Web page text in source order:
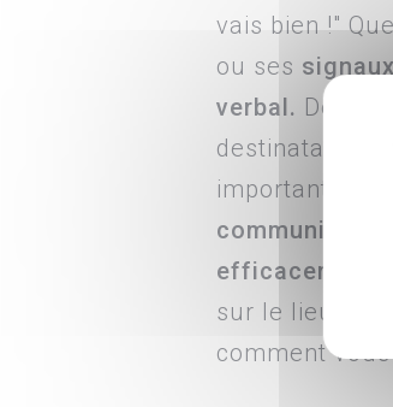
vais bien !"
ou ses
verbal. Des
destinataires
important
communiquer
efficacement
sur le lieu de
comment